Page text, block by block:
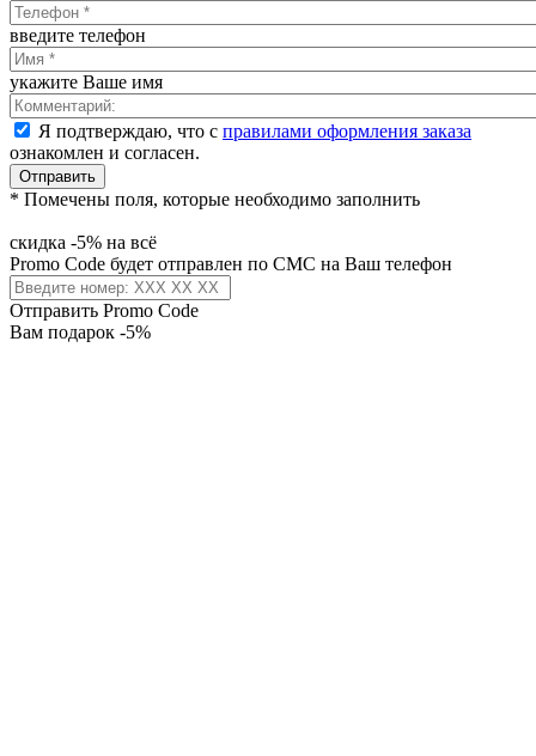
введите телефон
укажите Ваше имя
Я подтверждаю, что с правилами оформления заказа
ознакомлен и согласен.
Отправить
* Помечены поля, которые необходимо заполнить
скидка -5% на всё
Promo Code будет отправлен по СМС на Ваш телефон
Отправить Promo Code
Вам подарок -5%